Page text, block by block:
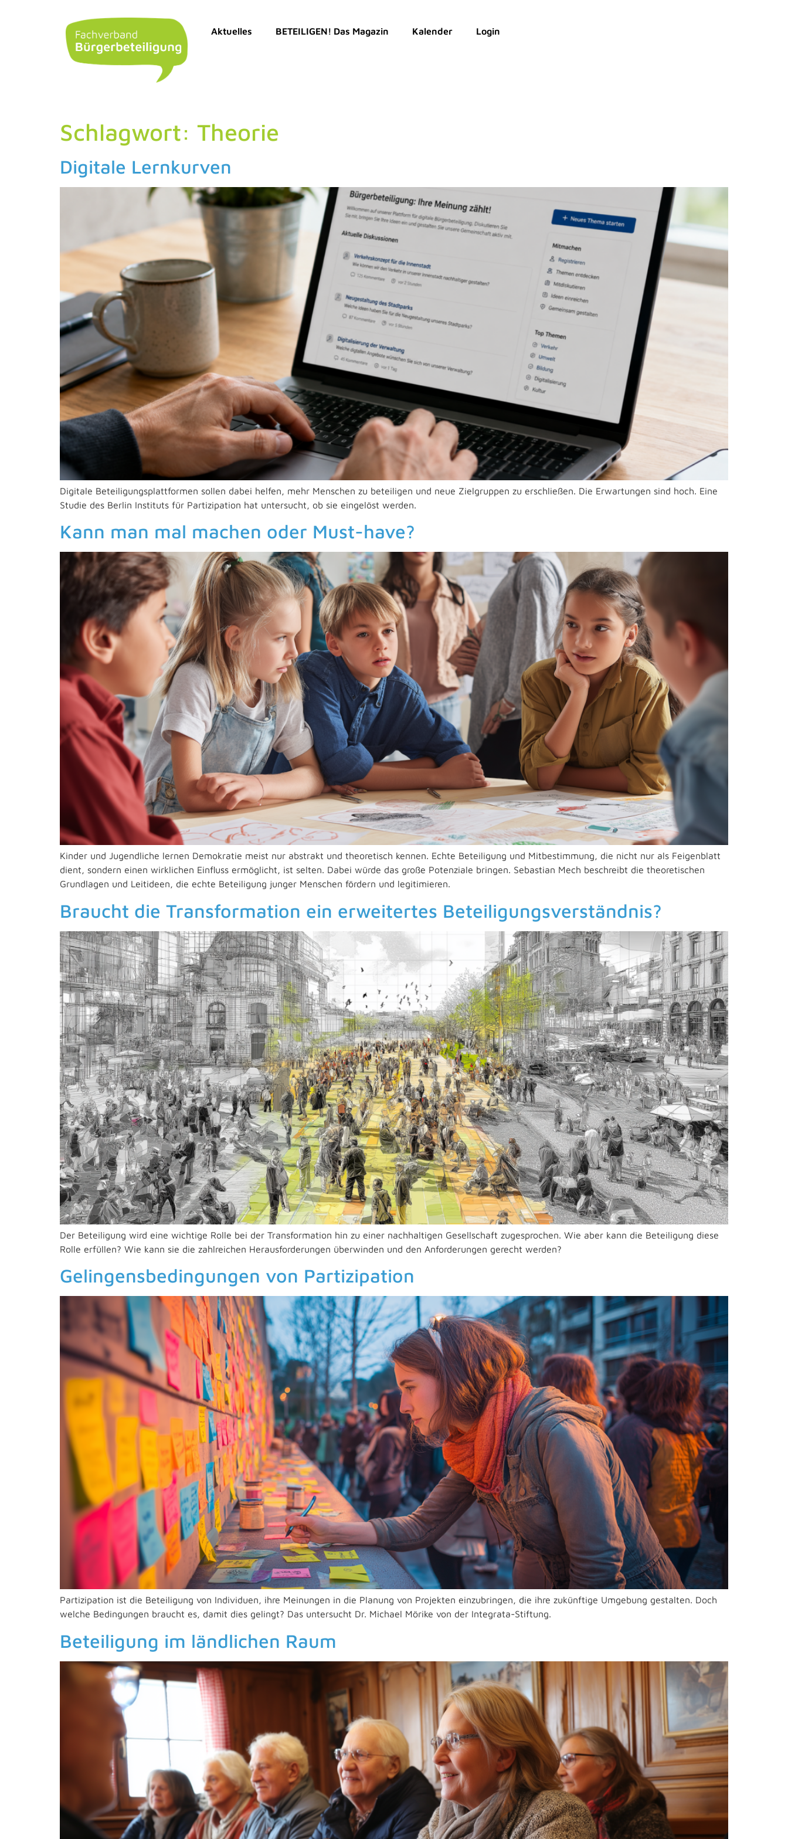
Aktuelles BETEILIGEN! Das Magazin Kalender Login
Schlagwort: Theorie
Digitale Lernkurven
Digitale Beteiligungsplattformen sollen dabei helfen, mehr Menschen zu beteiligen und neue Zielgruppen zu erschließen. Die Erwartungen sind hoch. Eine
Studie des Berlin Instituts für Partizipation hat untersucht, ob sie eingelöst werden.
Kann man mal machen oder Must-have?
Kinder und Jugendliche lernen Demokratie meist nur abstrakt und theoretisch kennen. Echte Beteiligung und Mitbestimmung, die nicht nur als Feigenblatt
dient, sondern einen wirklichen Einfluss ermöglicht, ist selten. Dabei würde das große Potenziale bringen. Sebastian Mech beschreibt die theoretischen
Grundlagen und Leitideen, die echte Beteiligung junger Menschen fördern und legitimieren.
Braucht die Transformation ein erweitertes Beteiligungsverständnis?
Der Beteiligung wird eine wichtige Rolle bei der Transformation hin zu einer nachhaltigen Gesellschaft zugesprochen. Wie aber kann die Beteiligung diese
Rolle erfüllen? Wie kann sie die zahlreichen Herausforderungen überwinden und den Anforderungen gerecht werden?
Gelingensbedingungen von Partizipation
Partizipation ist die Beteiligung von Individuen, ihre Meinungen in die Planung von Projekten einzubringen, die ihre zukünftige Umgebung gestalten. Doch
welche Bedingungen braucht es, damit dies gelingt? Das untersucht Dr. Michael Mörike von der Integrata-Stiftung.
Beteiligung im ländlichen Raum